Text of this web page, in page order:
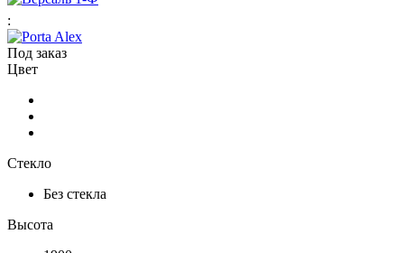
:
Под заказ
Цвет
Стекло
Без стекла
Высота